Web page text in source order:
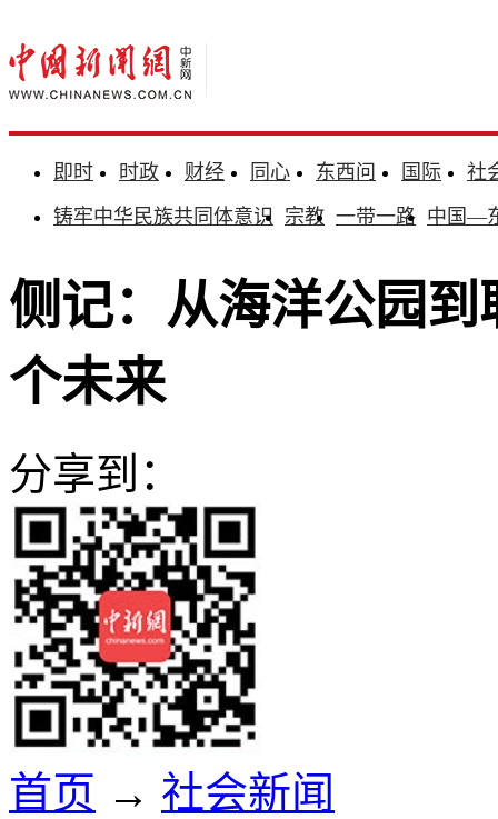
即时 时政 财经 同心 东西问 国际
社
铸牢中华民族共同体意识 宗教 一带一路 中国—
侧记：从海洋公园
个未来
分享到：
首页 → 社会新闻